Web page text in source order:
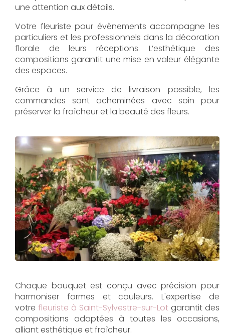
une attention aux détails.
Votre fleuriste pour évènements accompagne les
particuliers et les professionnels dans la décoration
florale de leurs réceptions. L’esthétique des
compositions garantit une mise en valeur élégante
des espaces.
Grâce à un service de livraison possible, les
commandes sont acheminées avec soin pour
préserver la fraîcheur et la beauté des fleurs.
Chaque bouquet est conçu avec précision pour
harmoniser formes et couleurs. L'expertise de
votre fleuriste à Saint-Sylvestre-sur-Lot garantit des
compositions adaptées à toutes les occasions,
alliant esthétique et fraîcheur.